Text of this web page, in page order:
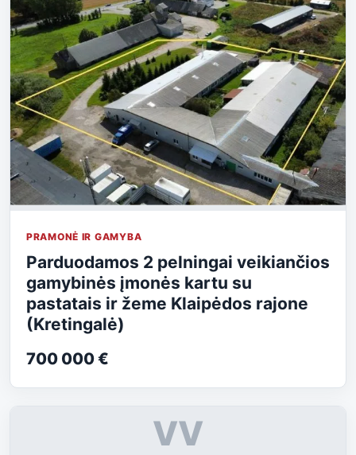
PRAMONĖ IR GAMYBA
Parduodamos 2 pelningai veikiančios
gamybinės įmonės kartu su
pastatais ir žeme Klaipėdos rajone
(Kretingalė)
700 000 €
VV